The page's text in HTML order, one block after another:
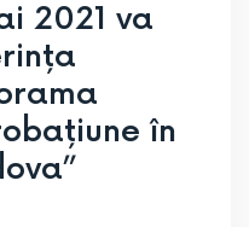
2021 va
în